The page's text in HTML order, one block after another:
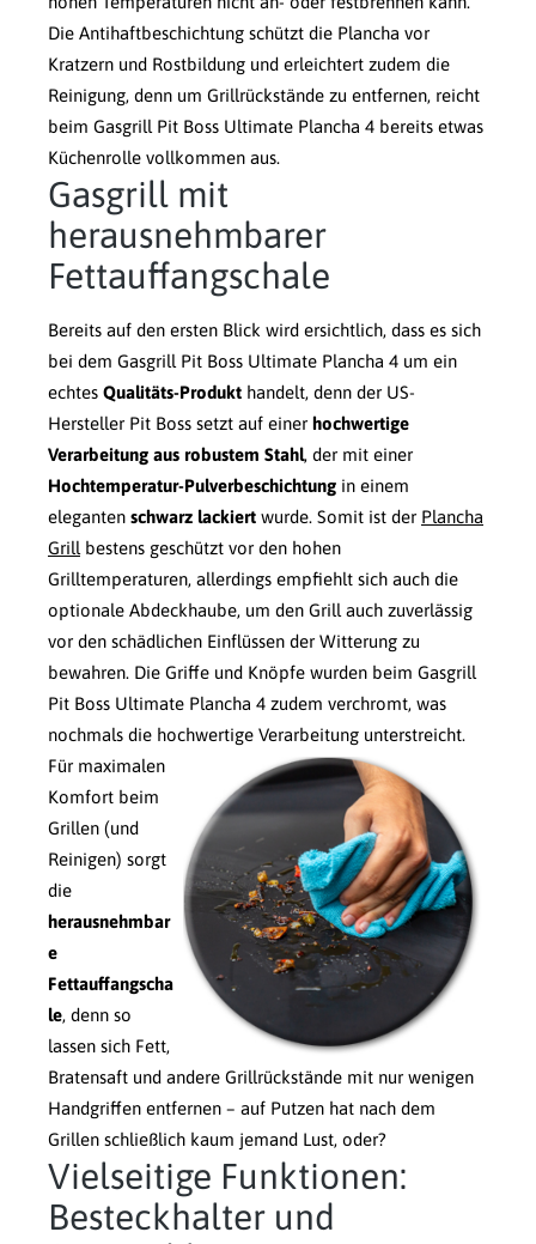
Die Antihaftbeschichtung schützt die Plancha vor
Kratzern und Rostbildung und erleichtert zudem die
Reinigung, denn um Grillrückstände zu entfernen, reicht
beim Gasgrill Pit Boss Ultimate Plancha 4 bereits etwas
Küchenrolle vollkommen aus.
Gasgrill mit
herausnehmbarer
Fettauffangschale
Bereits auf den ersten Blick wird ersichtlich, dass es sich
bei dem Gasgrill Pit Boss Ultimate Plancha 4 um ein
echtes Qualitäts-Produkt handelt, denn der US-
Hersteller Pit Boss setzt auf einer hochwertige
Verarbeitung aus robustem Stahl, der mit einer
Hochtemperatur-Pulverbeschichtung in einem
eleganten schwarz lackiert wurde. Somit ist der Plancha
Grill bestens geschützt vor den hohen
Grilltemperaturen, allerdings empfiehlt sich auch die
optionale Abdeckhaube, um den Grill auch zuverlässig
vor den schädlichen Einflüssen der Witterung zu
bewahren. Die Griffe und Knöpfe wurden beim Gasgrill
Pit Boss Ultimate Plancha 4 zudem verchromt, was
nochmals die hochwertige Verarbeitung unterstreicht.
Für maximalen
Komfort beim
Grillen (und
Reinigen) sorgt
die
herausnehmbar
e
Fettauffangscha
le, denn so
lassen sich Fett,
Bratensaft und andere Grillrückstände mit nur wenigen
Handgriffen entfernen – auf Putzen hat nach dem
Grillen schließlich kaum jemand Lust, oder?
Vielseitige Funktionen:
Besteckhalter und